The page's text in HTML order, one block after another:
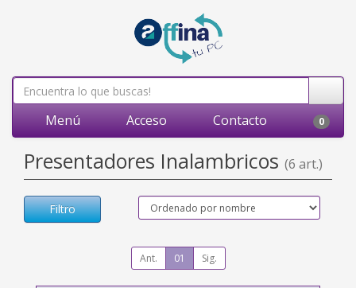
Menú Acceso Contacto 0
Presentadores Inalambricos (6 art.)
Filtro
Ant. 01 Sig.